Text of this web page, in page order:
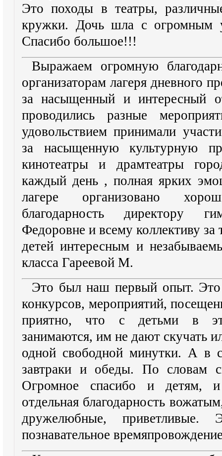
Это походы в театры,
кружки. Дочь шла с огромным
Спасибо большое!!!
Выражаем огромную
организаторам лагеря дневного
за насыщенный и интересный
проводились разные
удовольствием принимали
за насыщенную культурную
кинотеатры и драмтеатры
каждый день , полная ярких
лагере организовано
благодарность директору
Федоровне и всему коллективу
детей интересным и
класса Гареевой М.
Это был наш первый опыт. Это
конкурсов, мероприятий,
приятно, что с детьми в
занимаются, им не дают скучать
одной свободной минутки. А в
завтраки и обеды. По словам
Огромное спасибо и детям, и
отдельная благодарность
дружелюбные,
познавательное